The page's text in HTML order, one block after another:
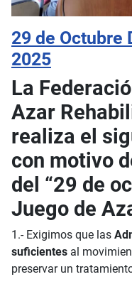
29 de Octubre
2025
La
Azar
realiza el
con motivo
del “29 de
Juego de
1.- Exigimos que las
suficientes al
preservar un